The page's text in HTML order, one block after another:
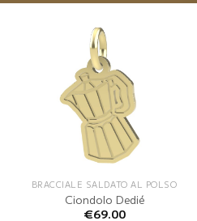
BRACCIALE SALDATO AL POLSO
Ciondolo Dedié
€69.00